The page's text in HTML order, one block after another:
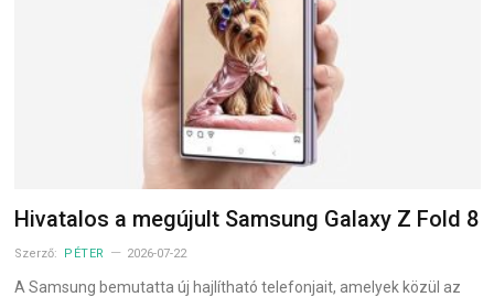
Hivatalos a megújult Samsung Galaxy Z Fold 8
Szerző: PÉTER 2026-07-22
A Samsung bemutatta új hajlítható telefonjait, amelyek közül az